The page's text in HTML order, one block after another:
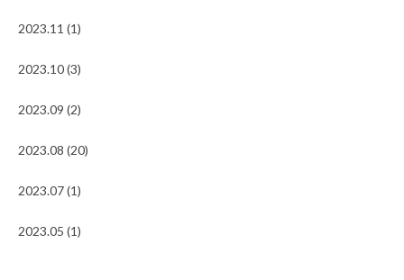
2023.11 (1)
2023.10 (3)
2023.09 (2)
2023.08 (20)
2023.07 (1)
2023.05 (1)